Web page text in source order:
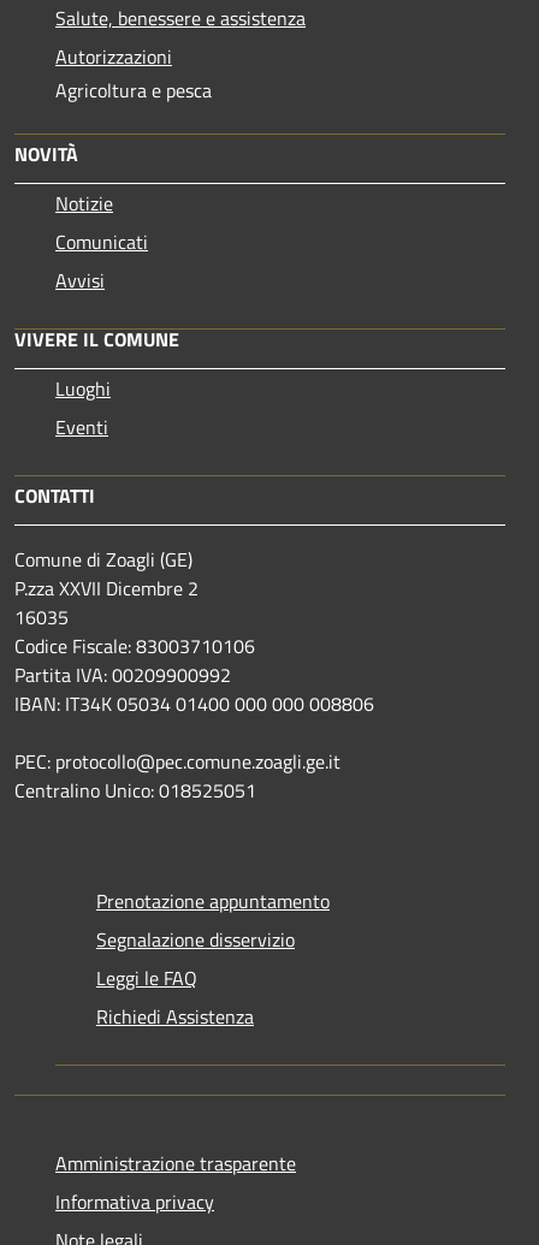
Salute, benessere e assistenza
Autorizzazioni
Agricoltura e pesca
NOVITÀ
Notizie
Comunicati
Avvisi
VIVERE IL COMUNE
Luoghi
Eventi
CONTATTI
Comune di Zoagli (GE)
P.zza XXVII Dicembre 2
16035
Codice Fiscale: 83003710106
Partita IVA: 00209900992
IBAN: IT34K 05034 01400 000 000 008806
PEC: protocollo@pec.comune.zoagli.ge.it
Centralino Unico: 018525051
Prenotazione appuntamento
Segnalazione disservizio
Leggi le FAQ
Richiedi Assistenza
Amministrazione trasparente
Informativa privacy